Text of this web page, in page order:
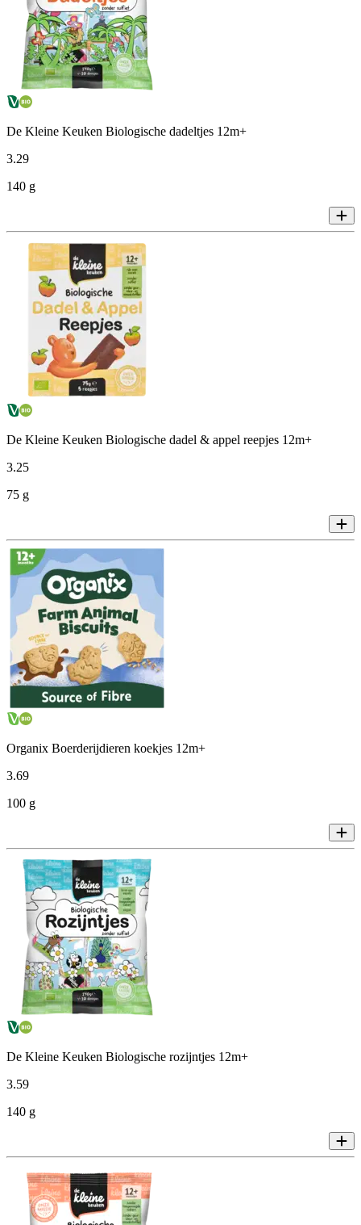
De Kleine Keuken Biologische dadeltjes 12m+
3.29
140 g
De Kleine Keuken Biologische dadel & appel reepjes 12m+
3.25
75 g
Organix Boerderijdieren koekjes 12m+
3.69
100 g
De Kleine Keuken Biologische rozijntjes 12m+
3.59
140 g